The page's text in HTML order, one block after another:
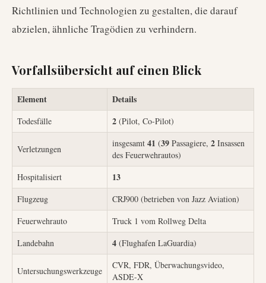
Richtlinien und Technologien zu gestalten, die darauf
abzielen, ähnliche Tragödien zu verhindern.
Vorfallsübersicht auf einen Blick
Element Details
Todesfälle 2 (Pilot, Co-Pilot)
Verletzungen
insgesamt 41 (39 Passagiere, 2 Insassen
des Feuerwehrautos)
Hospitalisiert
13
Flugzeug
CRJ900 (betrieben von Jazz Aviation)
Feuerwehrauto
Truck 1 vom Rollweg Delta
Landebahn
4 (Flughafen LaGuardia)
Untersuchungswerkzeuge
CVR, FDR, Überwachungsvideo,
ASDE-X